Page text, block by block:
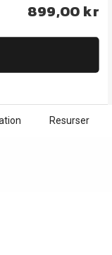
899,00 kr
Resurser